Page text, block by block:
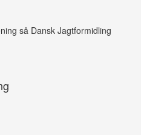
så Dansk Jagtformidling